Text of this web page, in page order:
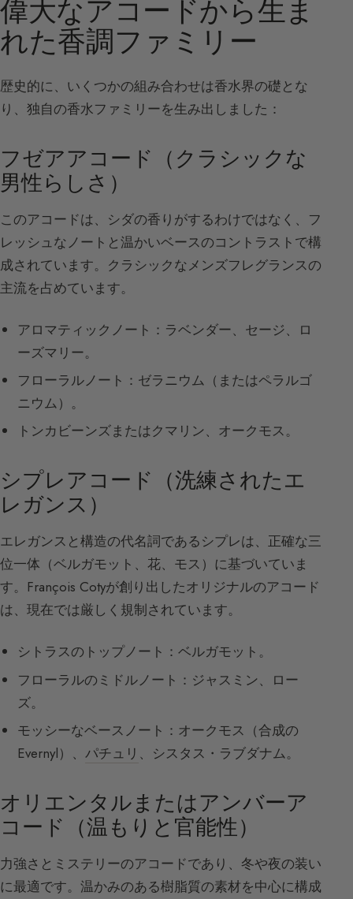
偉大なアコードから生ま
れた香調ファミリー
歴史的に、いくつかの組み合わせは香水界の礎とな
り、独自の香水ファミリーを生み出しました：
フゼアアコード（クラシックな
男性らしさ）
このアコードは、シダの香りがするわけではなく、フ
レッシュなノートと温かいベースのコントラストで構
成されています。クラシックなメンズフレグランスの
主流を占めています。
アロマティックノート：ラベンダー、セージ、ロ
ーズマリー。
フローラルノート：ゼラニウム（またはペラルゴ
ニウム）。
トンカビーンズまたはクマリン、オークモス。
シプレアコード（洗練されたエ
レガンス）
エレガンスと構造の代名詞であるシプレは、正確な三
位一体（ベルガモット、花、モス）に基づいていま
す。François Cotyが創り出したオリジナルのアコード
は、現在では厳しく規制されています。
シトラスのトップノート：ベルガモット。
フローラルのミドルノート：ジャスミン、ロー
ズ。
モッシーなベースノート：オークモス（合成の
Evernyl）、パチュリ 、シスタス・ラブダナム。
オリエンタルまたはアンバーア
コード（温もりと官能性）
力強さとミステリーのアコードであり、冬や夜の装い
に最適です。温かみのある樹脂質の素材を中心に構成